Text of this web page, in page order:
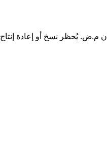
يُحظر نسخ أو إعادة إنتاج